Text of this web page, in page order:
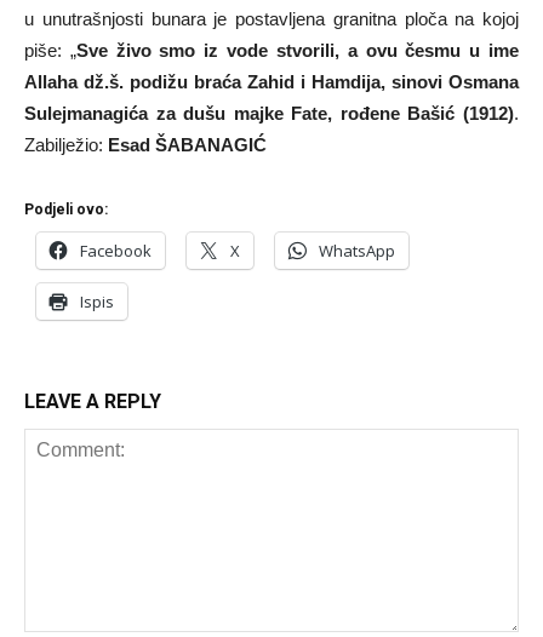
u unutrašnjosti bunara je postavljena granitna ploča na kojoj
piše: „Sve živo smo iz vode stvorili, a ovu česmu u ime
Allaha dž.š. podižu braća Zahid i Hamdija, sinovi Osmana
Sulejmanagića za dušu majke Fate, rođene Bašić (1912).
Zabilježio: Esad ŠABANAGIĆ
Podjeli ovo:
Facebook X WhatsApp
Ispis
LEAVE A REPLY